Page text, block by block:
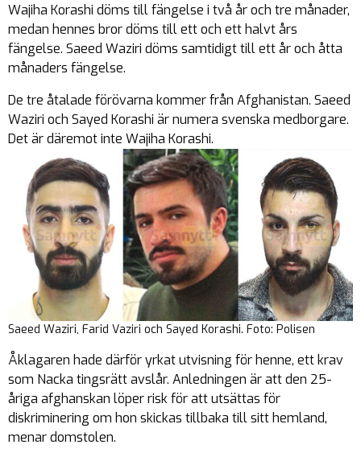
Wajiha Korashi döms till fängelse i två år och tre månader,
medan hennes bror döms till ett och ett halvt års
fängelse. Saeed Waziri döms samtidigt till ett år och åtta
månaders fängelse.
De tre åtalade förövarna kommer från Afghanistan. Saeed
Waziri och Sayed Korashi är numera svenska medborgare.
Det är däremotinte Wajiha Korashi.
Saeed Waziri, Farid Vaziri och Sayed Korashi. Foto: Polisen
Åklagaren hade därför yrkat utvisning för henne, ett krav
som Nacka tingsrätt avslår. Anledningen är att den 25-
åriga afghanskan löper risk för att utsättas för
diskriminering om hon skickas tillbaka till sitt hemland,
menar domstolen.